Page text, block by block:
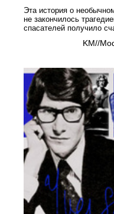
Эта история о
не закончилось
спасателей получило
KM//